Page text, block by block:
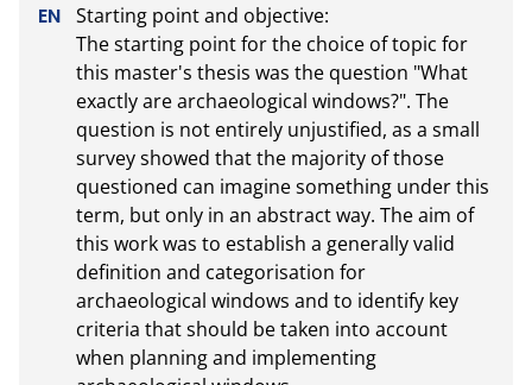
Starting point and objective:
The starting point for the choice of topic for
this master's thesis was the question "What
exactly are archaeological windows?". The
question is not entirely unjustified, as a small
survey showed that the majority of those
questioned can imagine something under this
term, but only in an abstract way. The aim of
this work was to establish a generally valid
definition and categorisation for
archaeological windows and to identify key
criteria that should be taken into account
when planning and implementing